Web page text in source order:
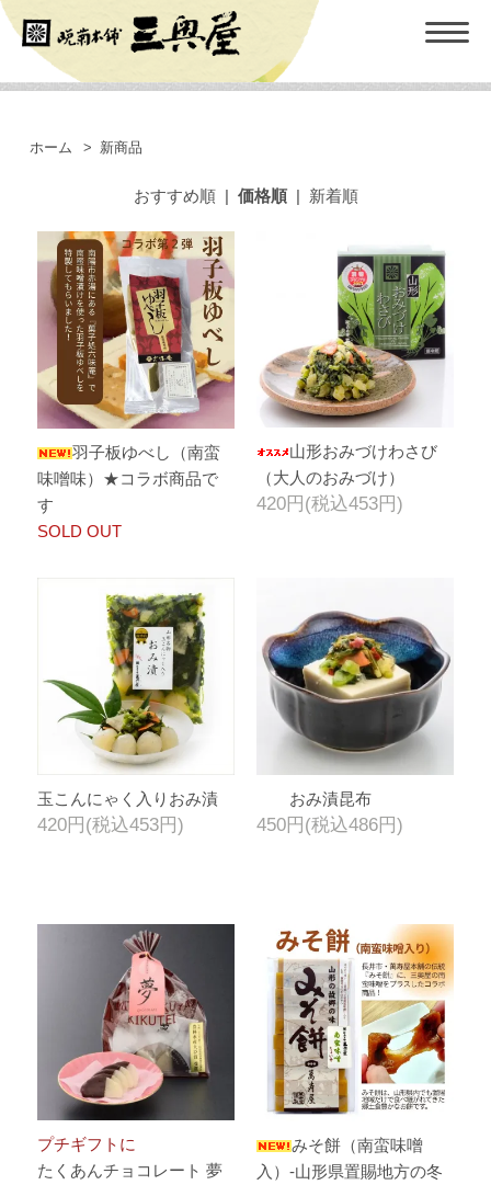
ホーム > 新商品
おすすめ順| 価格順| 新着順
羽子板ゆべし（南蛮
味噌味）★コラボ商品で
す
SOLD OUT
山形おみづけわさび
（大人のおみづけ）
420円(税込453円)
玉こんにゃく入りおみ漬
420円(税込453円)
おみ漬昆布
450円(税込486円)
プチギフトに
たくあんチョコレート 夢
みそ餅（南蛮味噌
入）-山形県置賜地方の冬